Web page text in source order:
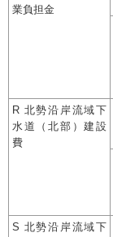
業負担金
R 北勢沿岸流域下
水道（北部）建設
費
S 北勢沿岸流域下